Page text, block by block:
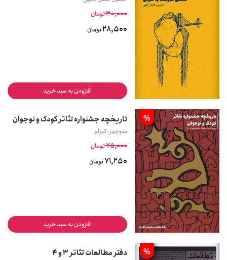
30,000تومان
28,500تومان
افزودن به سبد خرید
% تاریخچه جشنواره تئاتر کودک و نوجوان
منوچهر اکبرلو
75,000تومان
71,250تومان
افزودن به سبد خرید
% دفتر مطالعات تئاتر 3 و 4